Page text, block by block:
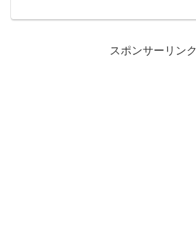
スポンサーリンク